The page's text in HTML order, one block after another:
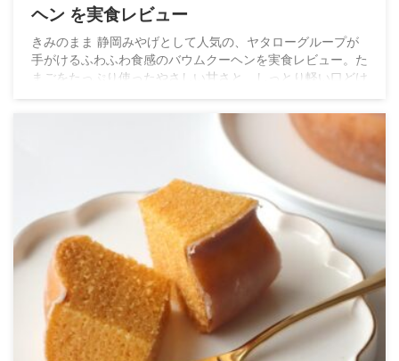
ヘン を実食レビュー
きみのまま 静岡みやげとして人気の、ヤタローグループが
手がけるふわふわ食感のバウムクーヘンを実食レビュー。た
まごをたっぷり使ったやさしい甘さと、しっとり軽い口どけ
に食べた感想とともにご紹介します。